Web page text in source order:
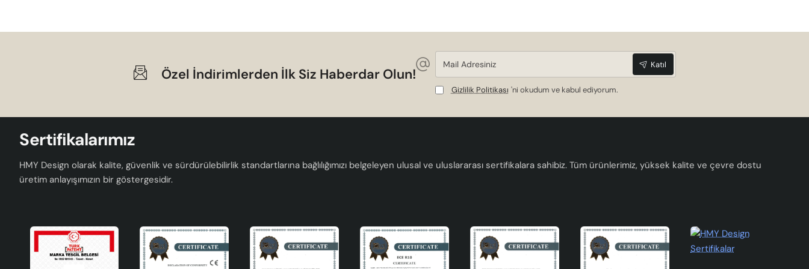
Özel İndirimlerden İlk Siz Haberdar Olun!
Mail
Adresiniz
Katıl
Gizlilik Politikası 'ni okudum ve kabul ediyorum.
Sertifikalarımız
HMY Design olarak kalite, güvenlik ve sürdürülebilirlik standartlarına bağlılığımızı belgeleyen ulusal ve uluslararası sertifikalara sahibiz. Tüm ürünlerimiz, yüksek kalite ve çevre dostu
üretim anlayışımızın bir göstergesidir.